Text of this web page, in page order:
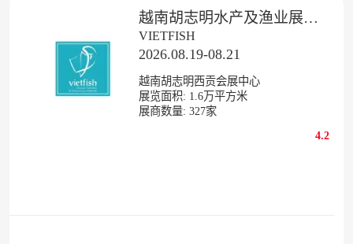
越南胡志明水产及渔业展览会
VIETFISH
2026.08.19-08.21
越南胡志明西贡会展中心
展览面积: 1.6万平方米
展商数量: 327家
4.2